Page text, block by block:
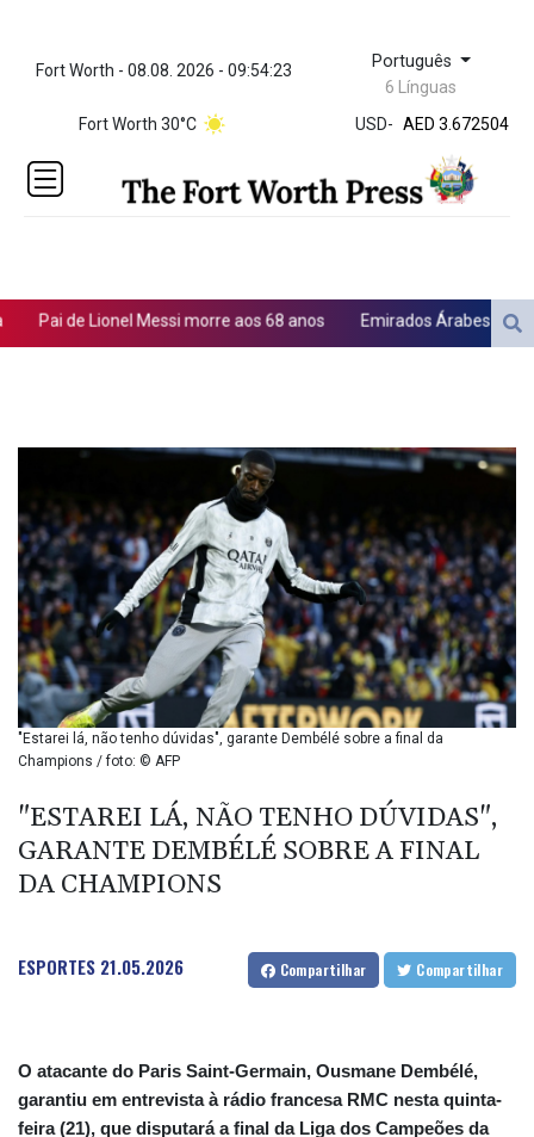
Fort Worth - 08.08. 2026 - 09:54:23 Português
6 Línguas
Fort Worth 30°C
USD-
ZWL 321.999592
AED 3.672504
AED 3.672504
AFN
ALL 80.629676
AMD
BBD 2.00813
BHD 0.375989
BIF 2985.079791
BMD 1
BND 1.277602
BOB 11.849673
BRL 5.083304
BSD 0.997016
BTN 94.875232
BWP 13.457596
BZD 2.00519
CAD 1.39545
CDF 2262.50392
CNY 6.747604
CNH 6.743285
CRC 453.228387
CUC 1
CUP 26.5
Pai de Lionel Messi morre aos 68 anos Emirados Árabes
"Estarei lá, não tenho dúvidas", garante Dembélé sobre a final da
Champions / foto: © AFP
"ESTAREI LÁ, NÃO TENHO DÚVIDAS",
GARANTE DEMBÉLÉ SOBRE A FINAL
DA CHAMPIONS
ESPORTES 21.05.2026 Compartilhar Compartilhar
O atacante do Paris Saint-Germain, Ousmane Dembélé,
garantiu em entrevista à rádio francesa RMC nesta quinta-
feira (21), que disputará a final da Liga dos Campeões da